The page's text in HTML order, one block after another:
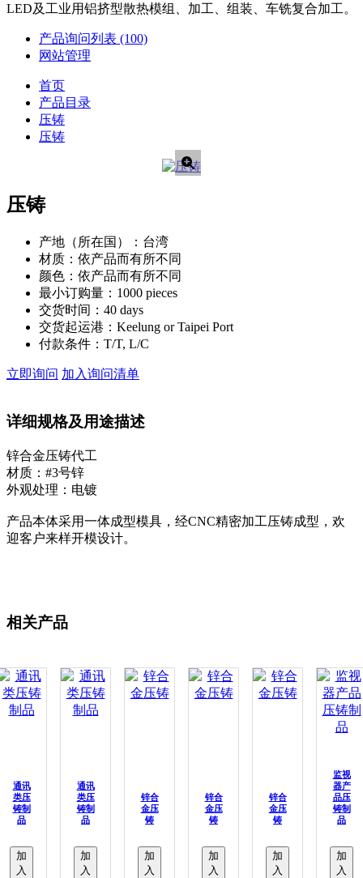
LED及工业用铝挤型散热模组、加工、组装、车铣复合加工。
产品询问列表 (100)
网站管理
首页
产品目录
压铸
压铸
压铸
产地（所在国）： 台湾
材质： 依产品而有所不同
颜色： 依产品而有所不同
最小订购量： 1000 pieces
交货时间： 40 days
交货起运港： Keelung or Taipei Port
付款条件： T/T, L/C
立即询问 加入询问清单
详细规格及用途描述
锌合金压铸代工
材质：#3号锌
外观处理：电镀
产品本体采用一体成型模具，经CNC精密加工压铸成型，欢
迎客户来样开模设计。
相关产品
通讯
类压
铸制
品
加
入
通讯
类压
铸制
品
加
入
锌合
金压
铸
加
入
锌合
金压
铸
加
入
锌合
金压
铸
加
入
监视
器产
品压
铸制
品
加
入